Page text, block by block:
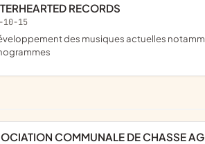
RECORDS
10-15
COMMUNALE DE CHASSE